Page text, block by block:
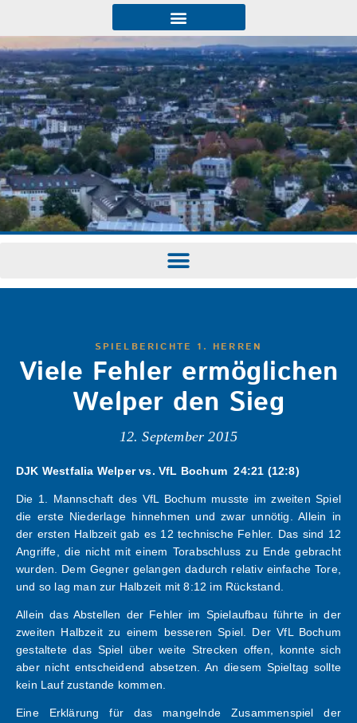
SPIELBERICHTE 1. HERREN
Viele Fehler ermöglichen
Welper den Sieg
12. September 2015
DJK Westfalia Welper vs. VfL Bochum 24:21 (12:8)
Die 1. Mannschaft des VfL Bochum musste im zweiten Spiel
die erste Niederlage hinnehmen und zwar unnötig. Allein in
der ersten Halbzeit gab es 12 technische Fehler. Das sind 12
Angriffe, die nicht mit einem Torabschluss zu Ende gebracht
wurden. Dem Gegner gelangen dadurch relativ einfache Tore,
und so lag man zur Halbzeit mit 8:12 im Rückstand.
Allein das Abstellen der Fehler im Spielaufbau führte in der
zweiten Halbzeit zu einem besseren Spiel. Der VfL Bochum
gestaltete das Spiel über weite Strecken offen, konnte sich
aber nicht entscheidend absetzen. An diesem Spieltag sollte
kein Lauf zustande kommen.
Eine Erklärung für das mangelnde Zusammenspiel der